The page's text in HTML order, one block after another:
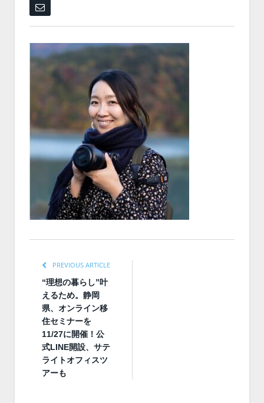
PREVIOUS ARTICLE
“理想の暮らし”叶
えるため。静岡
県、オンライン移
住セミナーを
11/27に開催！公
式LINE開設、サテ
ライトオフィスツ
アーも